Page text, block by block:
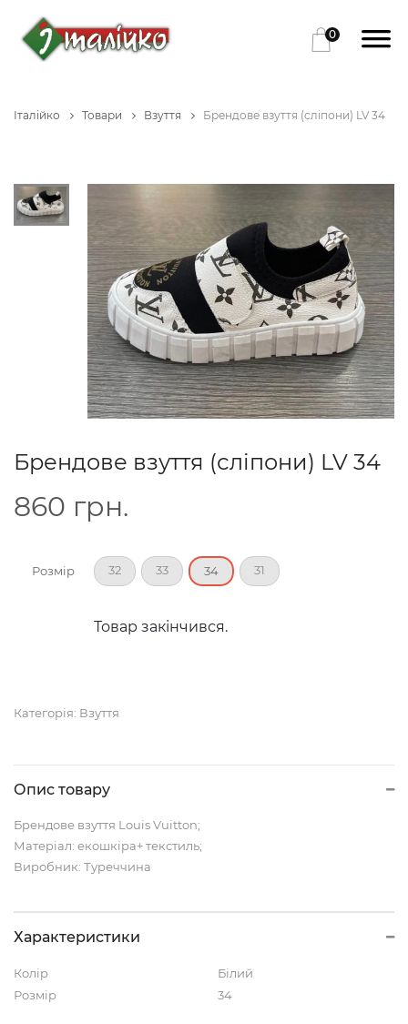
0
Італійко Товари Взуття Брендове взуття (сліпони) LV 34
Брендове взуття (сліпони) LV 34
860 грн.
Розмір 32 33 34 31
Товар закінчився.
Категорія: Взуття
Опис товару
Брендове взуття Louis Vuitton;
Матеріал: екошкіра+ текстиль;
Виробник: Туреччина
Характеристики
Колір
Білий
Розмір
34